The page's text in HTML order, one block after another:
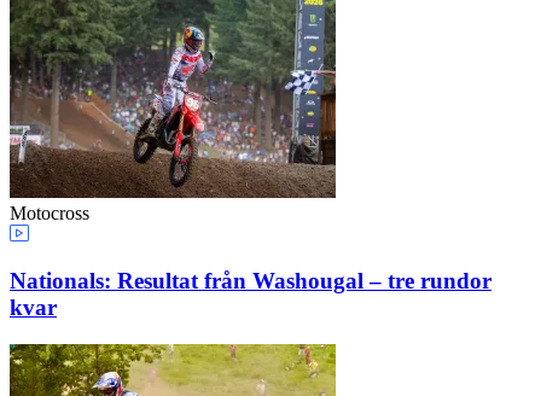
Motocross
Nationals: Resultat från Washougal – tre rundor
kvar